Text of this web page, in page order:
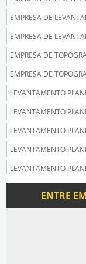
EMPRESA DE
EMPRESA DE
EMPRESA DE
EMPRESA DE
LEVANTAMENTO
LEVANTAMENTO
LEVANTAMENTO
LEVANTAMENTO
LEVANTAMENTO
LEVANTAMENTO
LEVANTAMENTO
LEVANTAMENTO
ENTRE